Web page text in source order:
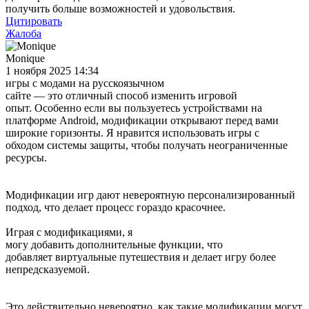
получить больше возможностей и удовольствия.
Цитировать
Жалоба
Monique
1 ноября 2025 14:34
игры с модами на русскоязычном
сайте — это отличный способ изменить игровой
опыт. Особенно если вы пользуетесь устройствами на
платформе Android, модификации открывают перед вами
широкие горизонты. Я нравится использовать игры с
обходом системы защиты, чтобы получать неограниченные
ресурсы.
Модификации игр дают невероятную персонализированный
подход, что делает процесс гораздо красочнее.
Играя с модификациями, я
могу добавить дополнительные функции, что
добавляет виртуальные путешествия и делает игру более
непредсказуемой.
Это действительно невероятно, как такие модификации могут